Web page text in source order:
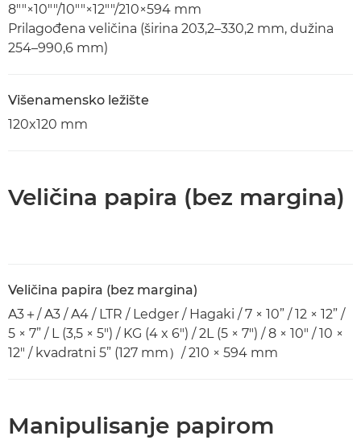
8""×10""/10""×12""/210×594 mm
Prilagođena veličina (širina 203,2–330,2 mm, dužina
254–990,6 mm)
Višenamensko ležište
120x120 mm
Veličina papira (bez margina)
Veličina papira (bez margina)
A3＋/ A3 / A4 / LTR / Ledger / Hagaki / 7 × 10” / 12 × 12” /
5 × 7” / L (3,5 × 5") / KG (4 x 6") / 2L (5 × 7") / 8 × 10" / 10 ×
12" / kvadratni 5” (127 mm）/ 210 × 594 mm
Manipulisanje papirom